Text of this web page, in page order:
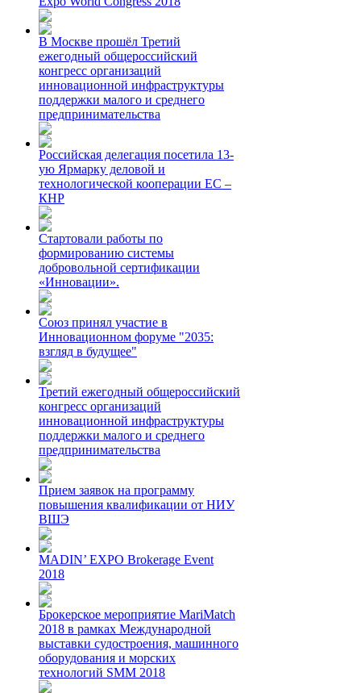
В Москве прошёл Третий
ежегодный общероссийский
конгресс организаций
инновационной инфраструктуры
поддержки малого и среднего
предпринимательства
Российская делегация посетила 13-
ую Ярмарку деловой и
технологической кооперации ЕС –
КНР
Стартовали работы по
формированию системы
добровольной сертификации
«Инновации».
Союз принял участие в
Инновационном форуме "2035:
взгляд в будущее"
Третий ежегодный общероссийский
конгресс организаций
инновационной инфраструктуры
поддержки малого и среднего
предпринимательства
Прием заявок на программу
повышения квалификации от НИУ
ВШЭ
MADIN’ EXPO Brokerage Event
2018
Брокерское мероприятие MariMatch
2018 в рамках Международной
выставки судостроения, машинного
оборудования и морских
технологий SMM 2018